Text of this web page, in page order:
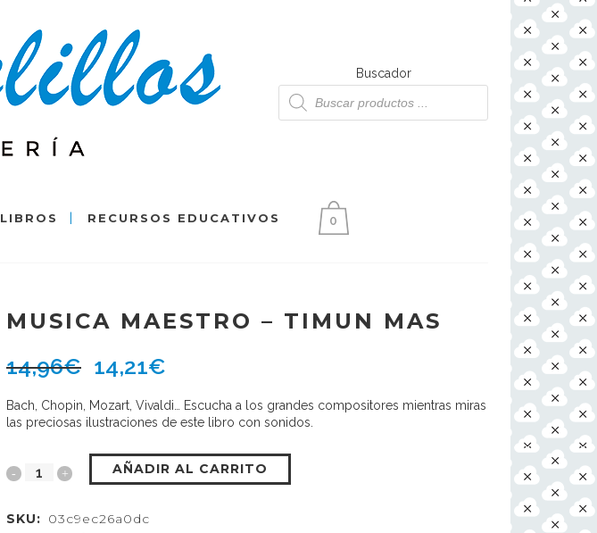
Buscador
Búsqueda
de
productos
LIBROS RECURSOS EDUCATIVOS 0
MUSICA MAESTRO – TIMUN MAS
14,96€ 14,21€
Bach, Chopin, Mozart, Vivaldi… Escucha a los grandes compositores mientras miras
las preciosas ilustraciones de este libro con sonidos.
AÑADIR AL CARRITO
SKU: 03c9ec26a0dc